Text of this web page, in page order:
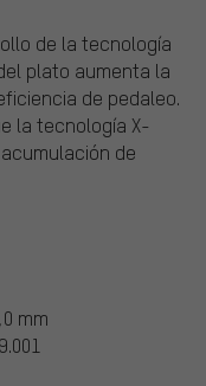
de la tecnología
plato aumenta la
de pedaleo.
la tecnología X-
de
mm